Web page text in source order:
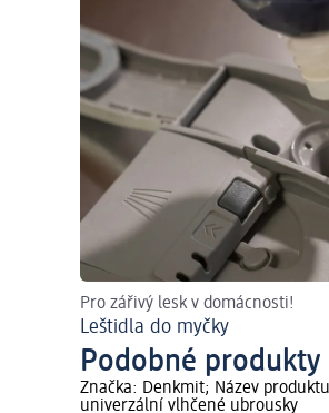
Pro zářivý lesk v domácnosti!
Leštidla do myčky
Podobné produkty
Značka: Denkmit; Název
univerzální vlhčené ubrousky